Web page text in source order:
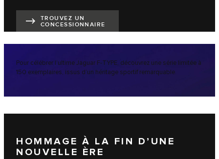
TROUVEZ UN
CONCESSIONNAIRE
Pour célébrer l’ultime Jaguar F-TYPE, découvrez une série limitée à
150 exemplaires, issus d’un héritage sportif remarquable.
HOMMAGE À LA FIN D’UNE
NOUVELLE ÈRE